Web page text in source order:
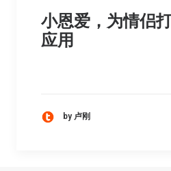
小恩爱，为情侣
应用
by 卢刚